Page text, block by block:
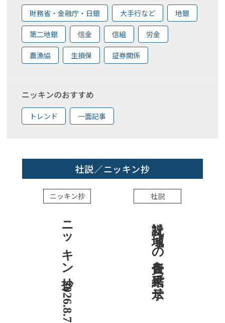
財務省・金融庁・日銀 大手行など 地銀
第二地銀 信金 信組 労金
農漁協 生損保 証券関係
ニッキンのおすすめ
トレンド 一面記事
社説／ニッキン抄
ニッキン抄
ニッキン抄 2026.8.7
社説
社説 地域への責任を結果で示せ